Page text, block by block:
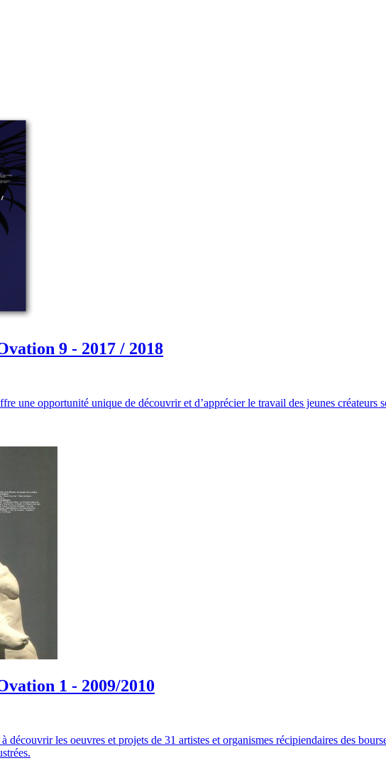
9 - 2017 / 2018
une opportunité unique de découvrir et d’apprécier le travail des jeunes
1 - 2009/2010
découvrir les oeuvres et projets de 31 artistes et organismes récipiendaires des